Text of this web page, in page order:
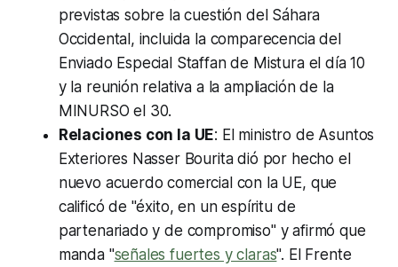
previstas sobre la cuestión del Sáhara
Occidental, incluida la comparecencia del
Enviado Especial Staffan de Mistura el día 10
y la reunión relativa a la ampliación de la
MINURSO el 30.
Relaciones con la UE: El ministro de Asuntos
Exteriores Nasser Bourita dió por hecho el
nuevo acuerdo comercial con la UE, que
calificó de "éxito, en un espíritu de
partenariado y de compromiso" y afirmó que
manda "señales fuertes y claras". El Frente